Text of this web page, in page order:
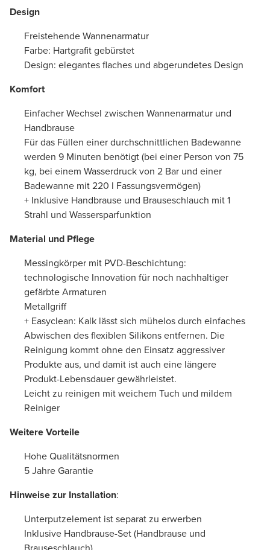
Design
Freistehende Wannenarmatur
Farbe: Hartgrafit gebürstet
Design: elegantes flaches und abgerundetes Design
Komfort
Einfacher Wechsel zwischen Wannenarmatur und
Handbrause
Für das Füllen einer durchschnittlichen Badewanne
werden 9 Minuten benötigt (bei einer Person von 75
kg, bei einem Wasserdruck von 2 Bar und einer
Badewanne mit 220 l Fassungsvermögen)
+ Inklusive Handbrause und Brauseschlauch mit 1
Strahl und Wassersparfunktion
Material und Pflege
Messingkörper mit PVD-Beschichtung:
technologische Innovation für noch nachhaltiger
gefärbte Armaturen
Metallgriff
+ Easyclean: Kalk lässt sich mühelos durch einfaches
Abwischen des flexiblen Silikons entfernen. Die
Reinigung kommt ohne den Einsatz aggressiver
Produkte aus, und damit ist auch eine längere
Produkt-Lebensdauer gewährleistet.
Leicht zu reinigen mit weichem Tuch und mildem
Reiniger
Weitere Vorteile
Hohe Qualitätsnormen
5 Jahre Garantie
Hinweise zur Installation:
Unterputzelement ist separat zu erwerben
Inklusive Handbrause-Set (Handbrause und